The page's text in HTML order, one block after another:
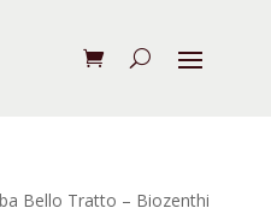
Bello Tratto – Biozenthi